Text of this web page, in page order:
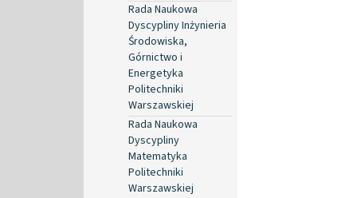
Rada Naukowa
Dyscypliny Inżynieria
Środowiska,
Górnictwo i
Energetyka
Politechniki
Warszawskiej
Rada Naukowa
Dyscypliny
Matematyka
Politechniki
Warszawskiej